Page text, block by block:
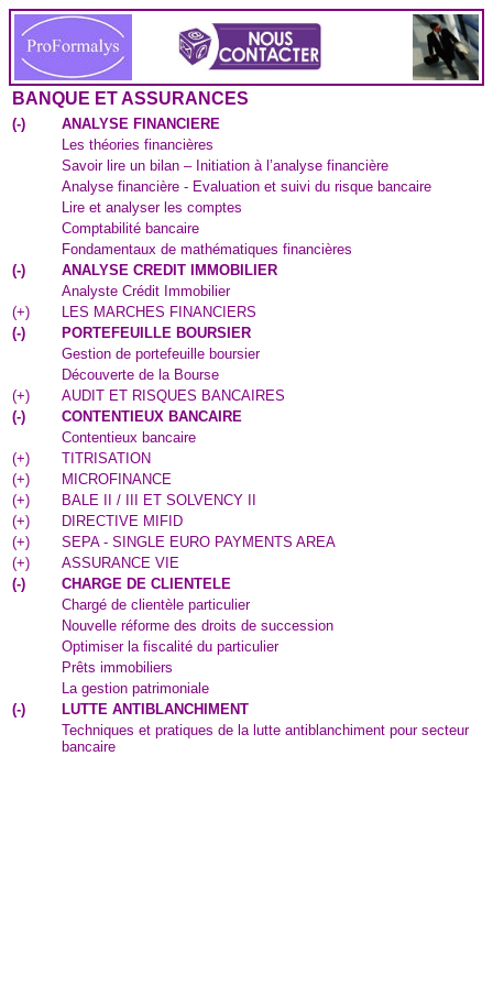
BANQUE ET ASSURANCES
(-)
ANALYSE FINANCIERE
Les théories financières
Savoir lire un bilan – Initiation à l’analyse financière
Analyse financière - Evaluation et suivi du risque bancaire
Lire et analyser les comptes
Comptabilité bancaire
Fondamentaux de mathématiques financières
(-)
ANALYSE CREDIT IMMOBILIER
Analyste Crédit Immobilier
(+)
LES MARCHES FINANCIERS
(-)
PORTEFEUILLE BOURSIER
Gestion de portefeuille boursier
Découverte de la Bourse
(+)
AUDIT ET RISQUES BANCAIRES
(-)
CONTENTIEUX BANCAIRE
Contentieux bancaire
(+)
TITRISATION
(+)
MICROFINANCE
(+)
BALE II / III ET SOLVENCY II
(+)
DIRECTIVE MIFID
(+)
SEPA - SINGLE EURO PAYMENTS AREA
(+)
ASSURANCE VIE
(-)
CHARGE DE CLIENTELE
Chargé de clientèle particulier
Nouvelle réforme des droits de succession
Optimiser la fiscalité du particulier
Prêts immobiliers
La gestion patrimoniale
(-)
LUTTE ANTIBLANCHIMENT
Techniques et pratiques de la lutte antiblanchiment pour secteur
bancaire